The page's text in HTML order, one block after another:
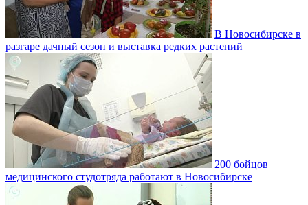
В Новосибирске в
разгаре дачный сезон и выставка редких растений
200 бойцов
медицинского студотряда работают в Новосибирске